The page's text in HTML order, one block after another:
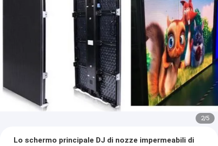
2/5
Lo schermo principale DJ di nozze impermeabili di